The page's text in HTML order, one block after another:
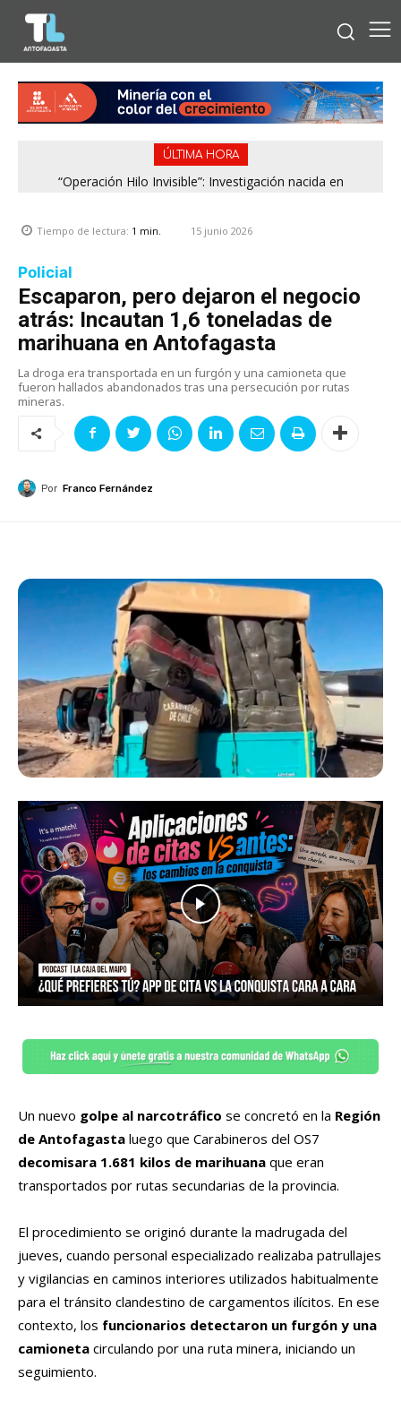
ÚLTIMA HORA
“Operación Hilo Invisible”: Investigación nacida en
Tiempo de lectura: 1 min. 15 junio 2026
Policial
Escaparon, pero dejaron el negocio
atrás: Incautan 1,6 toneladas de
marihuana en Antofagasta
La droga era transportada en un furgón y una camioneta que
fueron hallados abandonados tras una persecución por rutas
mineras.
Por Franco Fernández
Un nuevo golpe al narcotráfico se concretó en la Región
de Antofagasta luego que Carabineros del OS7
decomisara 1.681 kilos de marihuana que eran
transportados por rutas secundarias de la provincia.
El procedimiento se originó durante la madrugada del
jueves, cuando personal especializado realizaba patrullajes
y vigilancias en caminos interiores utilizados habitualmente
para el tránsito clandestino de cargamentos ilícitos. En ese
contexto, los funcionarios detectaron un furgón y una
camioneta circulando por una ruta minera, iniciando un
seguimiento.